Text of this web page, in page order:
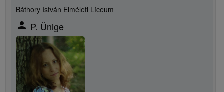
Báthory István Elméleti Líceum
person P. Ünige